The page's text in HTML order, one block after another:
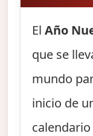
ElAño
que se
mundo
inicio de